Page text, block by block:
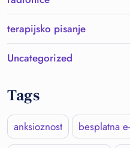
terapijsko pisanje
Uncategorized
Tags
anksioznost besplatna